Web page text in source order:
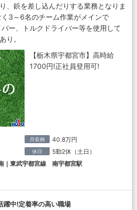
、鋲を差し込んだりする業務となりま
3～6名のチーム作業がメインで
ー、トルクドライバー等を使用して
り。
【栃木県宇都宮市】高時給
1700円!正社員登用可!
月収例 40.8万円
休日 5勤2休（土日）
｜東武宇都宮線 南宇都宮駅
中!定着率の高い職場